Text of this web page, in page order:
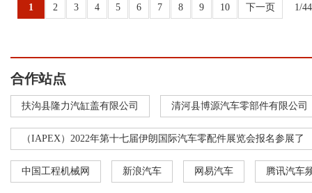
1 2 3 4 5 6 7 8 9 10 下一页 1/
合作站点
扶沟县隆力汽缸盖有限公司 清河县博源汽车零部件有限公司
（IAPEX）2022年第十七届伊朗国际汽车零配件展览会报名参展了
中国工程机械网 新浪汽车 网易汽车 腾讯汽车